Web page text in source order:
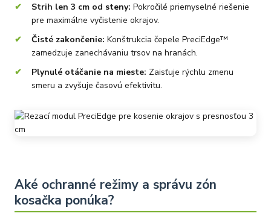
Strih len 3 cm od steny: Pokročilé priemyselné riešenie
pre maximálne vyčistenie okrajov.
Čisté zakončenie: Konštrukcia čepele PreciEdge™
zamedzuje zanechávaniu trsov na hranách.
Plynulé otáčanie na mieste: Zaisťuje rýchlu zmenu
smeru a zvyšuje časovú efektivitu.
Aké ochranné režimy a správu zón
kosačka ponúka?